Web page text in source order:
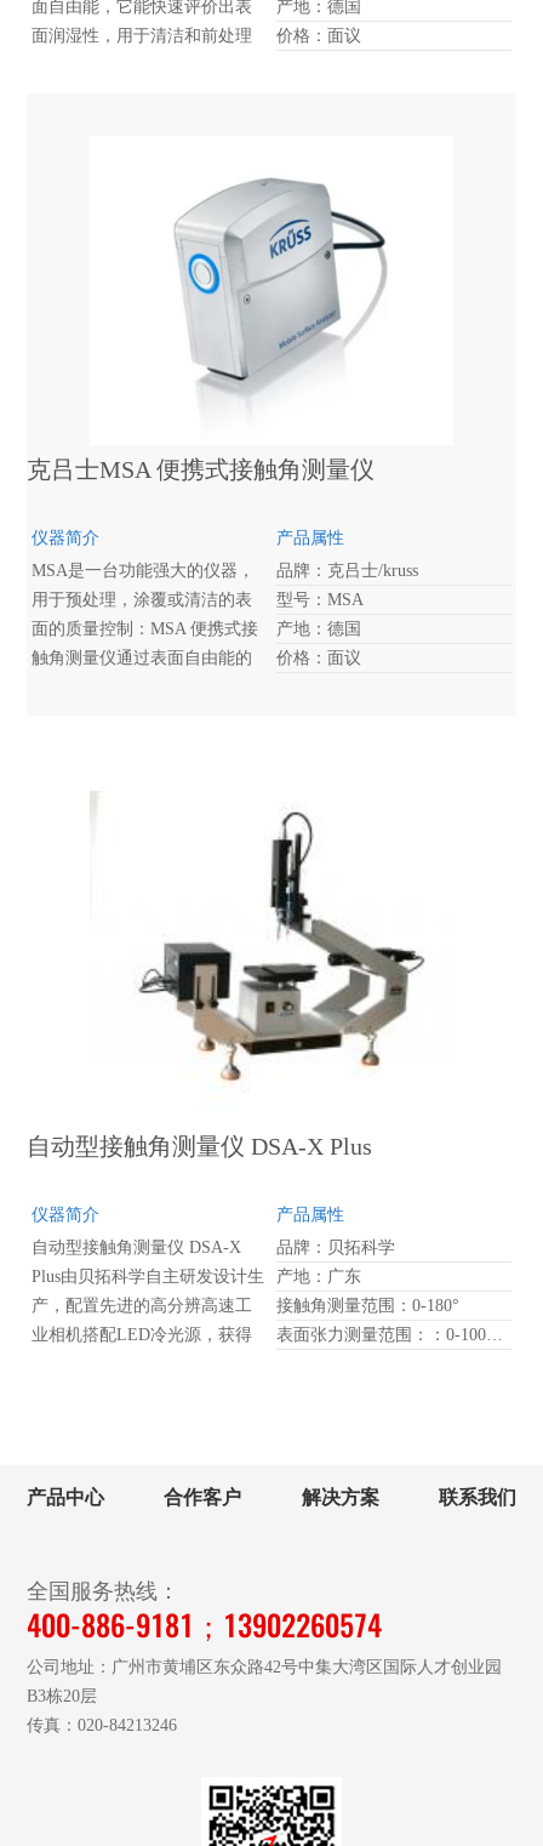
面自由能，它能快速评价出表
面润湿性，用于清洁和前处理
产地：德国
价格：面议
克吕士MSA 便携式接触角测量仪
仪器简介
MSA是一台功能强大的仪器，
用于预处理，涂覆或清洁的表
面的质量控制：MSA 便携式接
触角测量仪通过表面自由能的
产品属性
品牌：克吕士/kruss
型号：MSA
产地：德国
价格：面议
自动型接触角测量仪 DSA-X Plus
仪器简介
自动型接触角测量仪 DSA-X
Plus由贝拓科学自主研发设计生
产，配置先进的高分辨高速工
业相机搭配LED冷光源，获得
系统调节等，使测试变得精确
产品属性
品牌：贝拓科学
产地：广东
接触角测量范围：0-180°
产品中心 合作客户 解决方案 联系我们
全国服务热线：
400-886-9181；13902260574
公司地址：广州市黄埔区东众路42号中集大湾区国际人才创业园
B3栋20层
传真：020-84213246